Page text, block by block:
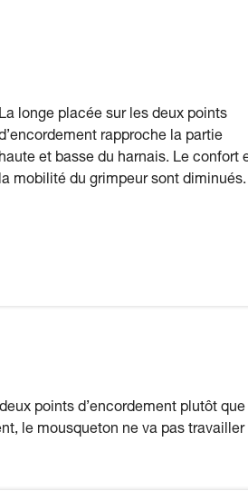
La longe placée sur les deux points
rapproche la partie
haute et basse du harnais. Le confort
la mobilité du grimpeur sont diminués.
points d’encordement plutôt que
le mousqueton ne va pas travailler